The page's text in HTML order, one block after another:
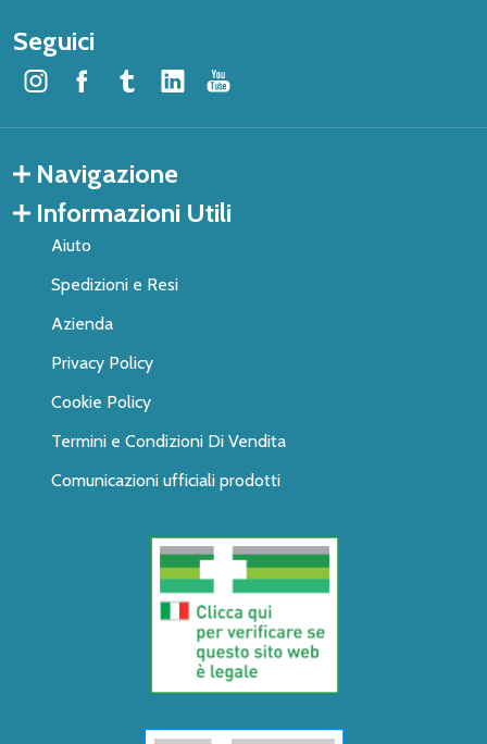
Seguici
Navigazione
Informazioni Utili
Aiuto
Spedizioni e Resi
Azienda
Privacy Policy
Cookie Policy
Termini e Condizioni Di Vendita
Comunicazioni ufficiali prodotti